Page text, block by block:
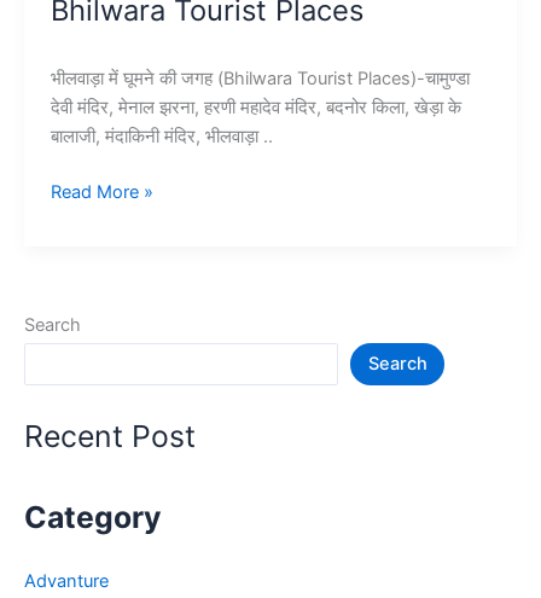
Bhilwara Tourist Places
भीलवाड़ा में घूमने की जगह (Bhilwara Tourist Places)-चामुण्डा
देवी मंदिर, मेनाल झरना, हरणी महादेव मंदिर, बदनोर किला, खेड़ा के
बालाजी, मंदाकिनी मंदिर, भीलवाड़ा ..
10+
जगह
Places
Read More »
Search
Search
Recent Post
Category
Advanture